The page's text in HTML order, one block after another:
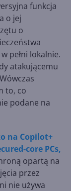
funkcja
o jej
o
pełni lokalnie.
atakującemu
to, co
podane na
na Copilot+
core PCs,
opartą na
przez
nie używa